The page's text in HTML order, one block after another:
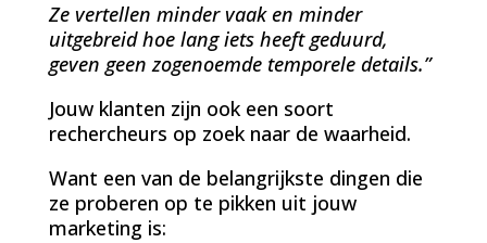
Ze vertellen minder vaak en minder
uitgebreid hoe lang iets heeft geduurd,
geven geen zogenoemde temporele details.”
Jouw klanten zijn ook een soort
rechercheurs op zoek naar de waarheid.
Want een van de belangrijkste dingen die
ze proberen op te pikken uit jouw
marketing is: